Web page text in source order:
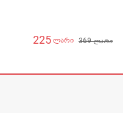
225 ლარი 369ლარი